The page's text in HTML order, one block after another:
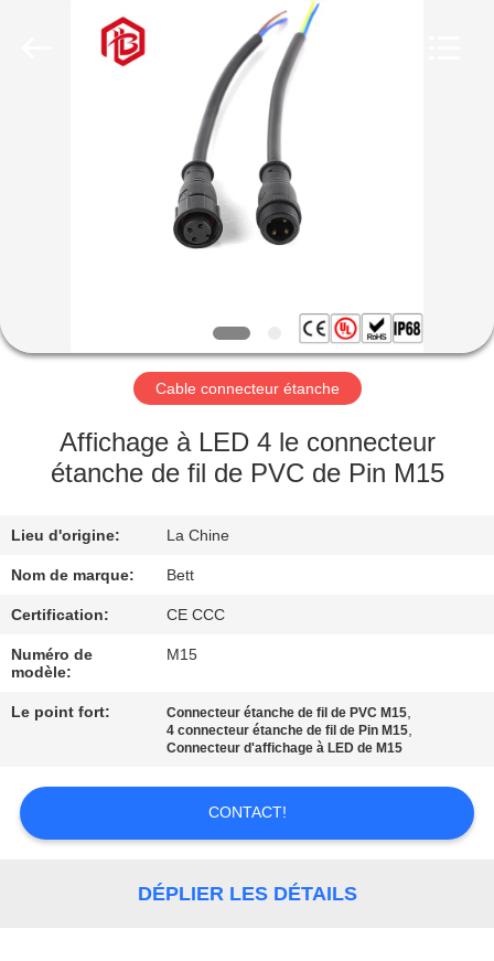
DE
NOUS
VISITE
D'USINE
CONTRÔLE
DE
QUALITÉ
PLAN
DU
PRIVACY
Cable connecteur étanche
Affichage à LED 4 le connecteur
étanche de fil de PVC de Pin M15
Lieu d'origine: La Chine
Nom de marque: Bett
Certification: CE CCC
Numéro de
modèle:
M15
Le point fort: Connecteur étanche de fil de PVC M15,
4 connecteur étanche de fil de Pin M15,
Connecteur d'affichage à LED de M15
CONTACT!
DÉPLIER LES DÉTAILS